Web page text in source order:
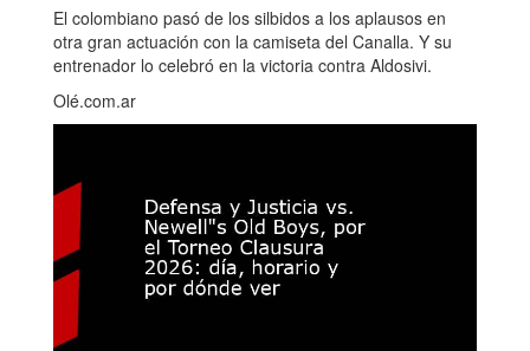
El colombiano pasó de los silbidos a los aplausos en
otra gran actuación con la camiseta del Canalla. Y su
entrenador lo celebró en la victoria contra Aldosivi.
Olé.com.ar